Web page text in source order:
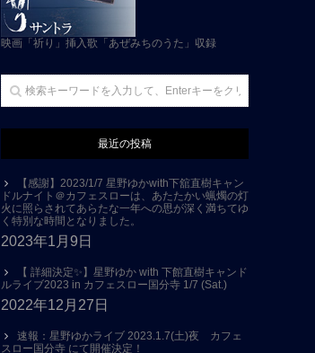
映画「祈り」挿入歌「あぜみちのうた」収録
最近の投稿
【感謝】2023/1/7 星野ゆかwith下舘直樹キャン
ドルナイト＠カフェスローは、あたたかい蝋燭の灯
火に照らされてあらたな一年への思が深く満ちてゆ
く特別な時間となりました。
2023年1月9日
【 詳細決定✨】星野ゆか with 下館直樹キャンド
ルライブ2023 in カフェスロー国分寺 1/7 (Sat.)
2022年12月27日
速報：星野ゆかライブ 2023.1.7(土)夜 カフェ
スロー国分寺 にて開催決定！